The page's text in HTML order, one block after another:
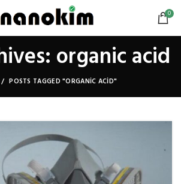
0
organic acid
POSTS TAGGED "ORGANIC ACID"